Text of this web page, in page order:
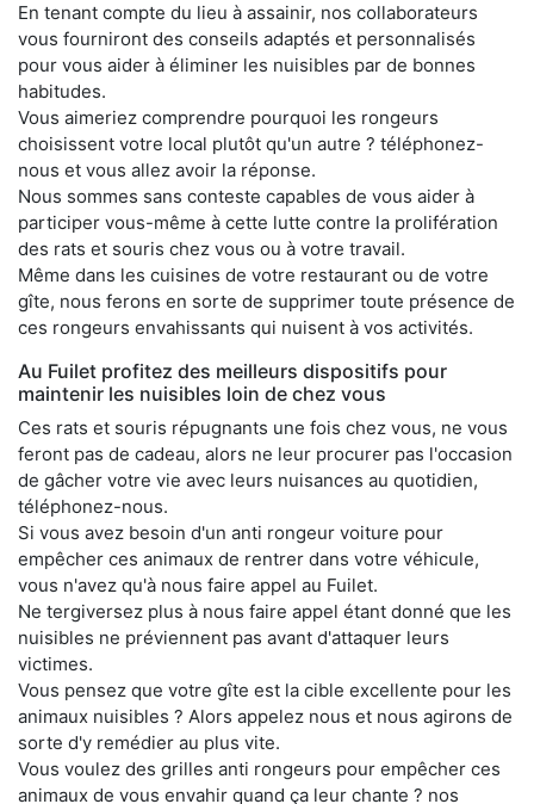
En tenant compte du lieu à assainir, nos collaborateurs
vous fourniront des conseils adaptés et personnalisés
pour vous aider à éliminer les nuisibles par de bonnes
habitudes.
Vous aimeriez comprendre pourquoi les rongeurs
choisissent votre local plutôt qu'un autre ? téléphonez-
nous et vous allez avoir la réponse.
Nous sommes sans conteste capables de vous aider à
participer vous-même à cette lutte contre la prolifération
des rats et souris chez vous ou à votre travail.
Même dans les cuisines de votre restaurant ou de votre
gîte, nous ferons en sorte de supprimer toute présence de
ces rongeurs envahissants qui nuisent à vos activités.
Au Fuilet profitez des meilleurs dispositifs pour
maintenir les nuisibles loin de chez vous
Ces rats et souris répugnants une fois chez vous, ne vous
feront pas de cadeau, alors ne leur procurer pas l'occasion
de gâcher votre vie avec leurs nuisances au quotidien,
téléphonez-nous.
Si vous avez besoin d'un anti rongeur voiture pour
empêcher ces animaux de rentrer dans votre véhicule,
vous n'avez qu'à nous faire appel au Fuilet.
Ne tergiversez plus à nous faire appel étant donné que les
nuisibles ne préviennent pas avant d'attaquer leurs
victimes.
Vous pensez que votre gîte est la cible excellente pour les
animaux nuisibles ? Alors appelez nous et nous agirons de
sorte d'y remédier au plus vite.
Vous voulez des grilles anti rongeurs pour empêcher ces
animaux de vous envahir quand ça leur chante ? nos